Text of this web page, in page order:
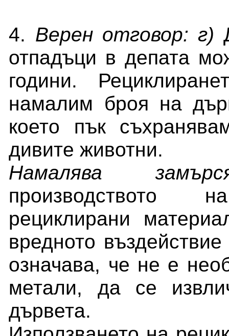
4. Верен отговор: г)
отпадъци в депата
години.
намалим броя на
което пък
дивите животни.
Намалява
производството
рециклирани
вредното
означава, че не е
метали, да се
дървета.